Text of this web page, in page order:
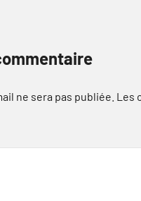
ne sera pas publiée. Les